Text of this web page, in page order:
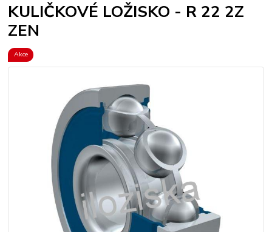
KULIČKOVÉ LOŽISKO - R 22 2Z
ZEN
Akce